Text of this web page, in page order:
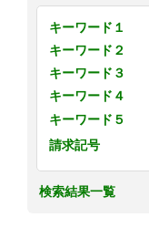
キーワード１
キーワード２
キーワード３
キーワード４
キーワード５
請求記号
検索結果一覧